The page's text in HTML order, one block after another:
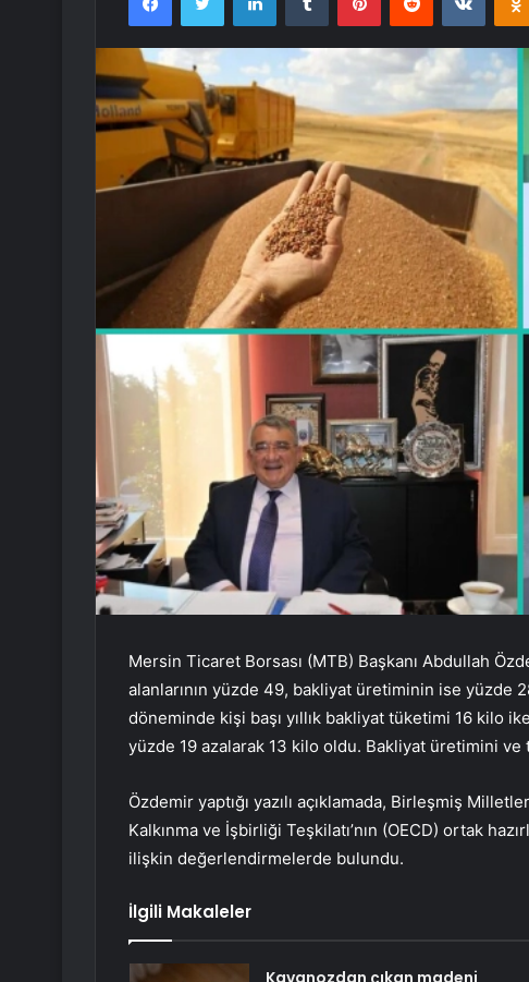
Mersin Ticaret Borsası (MTB) Başkanı Abdullah
alanlarının yüzde 49, bakliyat üretiminin ise yüzde
döneminde kişi başı yıllık bakliyat tüketimi 16 kilo
yüzde 19 azalarak 13 kilo oldu. Bakliyat üretimini
Özdemir yaptığı yazılı açıklamada, Birleşmiş
Kalkınma ve İşbirliği Teşkilatı’nın (OECD) ortak
ilişkin değerlendirmelerde bulundu.
İlgili Makaleler